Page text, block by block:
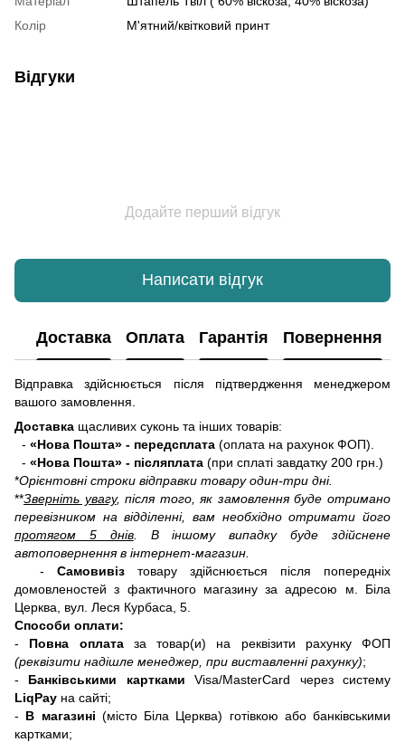
Колір
М'ятний/квітковий принт
Відгуки
Додайте перший відгук
Написати відгук
Доставка Оплата Гарантія Повернення
Відправка здійснюється після підтвердження менеджером
вашого замовлення.
Доставка щасливих суконь та інших товарів:
- «Нова Пошта» - передсплата (оплата на рахунок ФОП).
- «Нова Пошта» - післяплата (при сплаті завдатку 200 грн.)
*Орієнтовні строки відправки товару один-три дні.
**Зверніть увагу, після того, як замовлення буде отримано
перевізником на відділенні, вам необхідно отримати його
протягом 5 днів. В іншому випадку буде здійснене
автоповернення в інтернет-магазин.
- Самовивіз товару здійснюється після попередніх
домовленостей з фактичного магазину за адресою м. Біла
Церква, вул. Леся Курбаса, 5.
Способи оплати:
- Повна оплатаза товар(и) на реквізити рахунку ФОП
(реквізити надішле менеджер, при виставленні рахунку);
- Банківськими картками Visa/MasterCard через систему
LiqPay на сайті;
- В магазині (місто Біла Церква) готівкою або банківськими
картками;